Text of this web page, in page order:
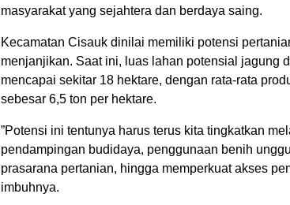
masyarakat yang sejahtera dan berdaya saing.
​Kecamatan Cisauk dinilai memiliki potensi
menjanjikan. Saat ini, luas lahan potensial jagung
mencapai sekitar 18 hektare, dengan rata-rata
sebesar 6,5 ton per hektare.
​”Potensi ini tentunya harus terus kita tingkatkan
pendampingan budidaya, penggunaan benih
prasarana pertanian, hingga memperkuat akses
imbuhnya.